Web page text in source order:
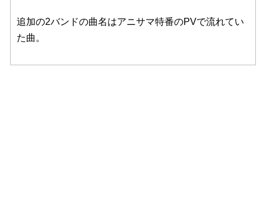
追加の2バンドの曲名はアニサマ特番のPVで流れてい
た曲。